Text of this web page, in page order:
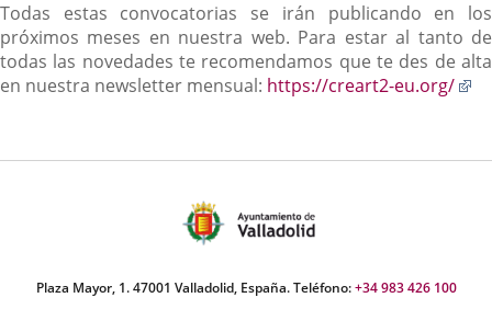
Todas estas convocatorias se irán publicando en los
próximos meses en nuestra web. Para estar al tanto de
todas las novedades te recomendamos que te des de alta
en nuestra newsletter mensual: https://creart2-eu.org/
Plaza Mayor, 1. 47001 Valladolid, España. Teléfono:+34 983 426 100